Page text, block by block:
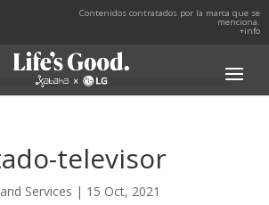
Contenidos contratados por la marca que se
menciona.
+info
televisor
Services | 15 Oct, 2021